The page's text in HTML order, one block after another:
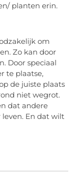
planten erin.
om
Zo kan door
Door speciaal
te plaatse,
de juiste plaats
niet wegrot.
dat andere
En dat wilt